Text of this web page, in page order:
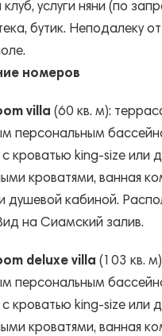
услуги няни (по
бутик. Неподалеку от
номеров
villa (60 кв. м):
персональным
с кроватью king-size или
кроватями, ванная
душевой кабиной.
на Сиамский залив.
deluxe villa (103 кв.
персональным
с кроватью king-size или
кроватями, ванная